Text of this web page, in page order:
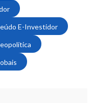
E-Investidor